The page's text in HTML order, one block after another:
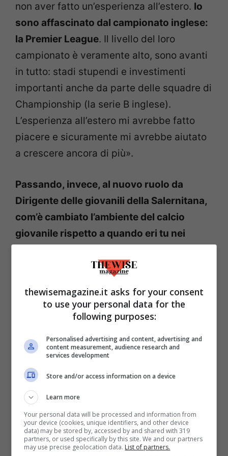
non aver fatto un’esperienza all’estero. Io
sono affascinato dal campionato inglese:
la Premier League. Il livello del loro
campionato è veramente alto, sono avanti
in tutto: stadi stupendi e investimenti
importanti anche da parte delle squadre di
Championship (la serie B inglese).
L’esperienza all’estero mi avrebbe fatto
piacere e sicuramente mi avrebbe aiutato
a crescere ancora di più».
Passando, invece, al nuovo ruolo da
Dirigente delle giovanili della Salernitana,
com’è cambiato l’ambiente del calcio
giovanile rispetto a quando eri tu nei
sfondare in questo mondo?
È cambiato tutto, totalmente. All’epoca, a
differenza di oggi, c’erano veramente tanti
e arrivavano a giocare stabilmente in Serie
A o Serie B nonostante il livello alte delle
competizioni in questione. Altro enorme
differenza è il numero di stranieri: siamo
passati da giovanili quasi interamente
composte da italiani, a una situazione in
cui in qualsiasi Campionato giovanile o
thewisemagazine.it asks for your consent
to use your personal data for the
following purposes:
Personalised advertising and content, advertising and
content measurement, audience research and
services development
Store and/or access information on a device
Learn more
Your personal data will be processed and information from
your device (cookies, unique identifiers, and other device
data) may be stored by, accessed by and shared with 319
partners, or used specifically by this site. We and our partners
may use precise geolocation data. List of partners.